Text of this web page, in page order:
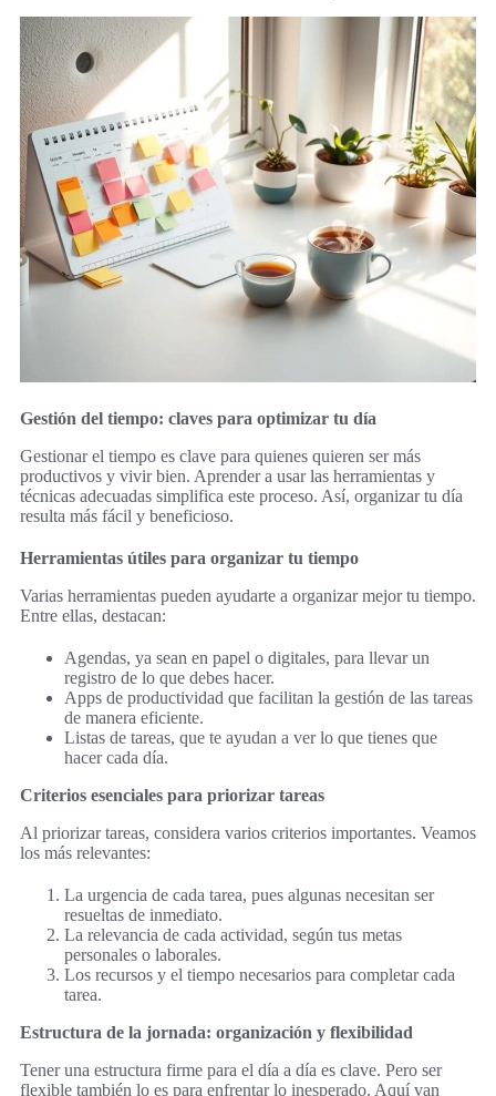
Gestión del tiempo: claves para optimizar tu día
Gestionar el tiempo es clave para quienes quieren ser más
productivos y vivir bien. Aprender a usar las herramientas y
técnicas adecuadas simplifica este proceso. Así, organizar tu día
resulta más fácil y beneficioso.
Herramientas útiles para organizar tu tiempo
Varias herramientas pueden ayudarte a organizar mejor tu tiempo.
Entre ellas, destacan:
Agendas, ya sean en papel o digitales, para llevar un
registro de lo que debes hacer.
Apps de productividad que facilitan la gestión de las tareas
de manera eficiente.
Listas de tareas, que te ayudan a ver lo que tienes que
hacer cada día.
Criterios esenciales para priorizar tareas
Al priorizar tareas, considera varios criterios importantes. Veamos
los más relevantes:
La urgencia de cada tarea, pues algunas necesitan ser
resueltas de inmediato.
La relevancia de cada actividad, según tus metas
personales o laborales.
Los recursos y el tiempo necesarios para completar cada
tarea.
Estructura de la jornada: organización y flexibilidad
Tener una estructura firme para el día a día es clave. Pero ser
flexible también lo es para enfrentar lo inesperado. Aquí van